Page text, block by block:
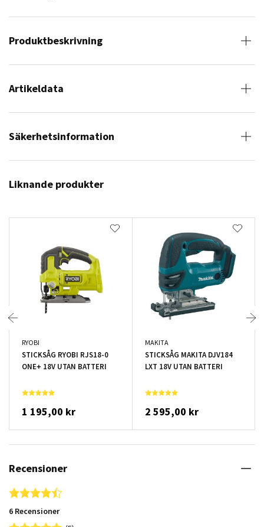
Produktbeskrivning
Artikeldata
Säkerhetsinformation
Liknande produkter
RYOBI
STICKSÅG RYOBI RJS18-0
ONE+ 18V UTAN BATTERI
1 195,00 kr
MAKITA
STICKSÅG MAKITA DJV184
LXT 18V UTAN BATTERI
2 595,00 kr
Recensioner
4.5 star rating
6 Recensioner